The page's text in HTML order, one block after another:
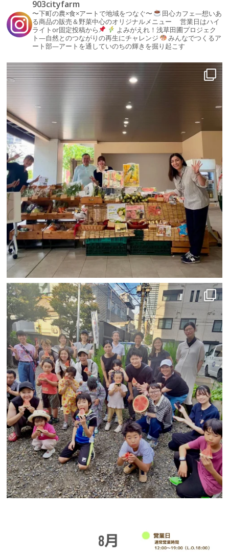
903cityfarm
〜下町の農×食×アートで地域をつなぐ〜
田心カフェ—想いあ
る商品の販売＆野菜中心のオリジナルメニュー 営業日はハイ
ライトor固定投稿から
よみがえれ！浅草田圃プロジェク
ト—自然とのつながりの再生にチャレンジ
みんなでつくるア
ート部—アートを通していのちの輝きを掘り起こす